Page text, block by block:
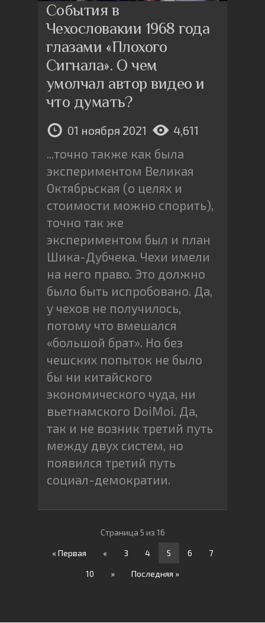
События в
Чехословакии 1968 года
глазами «Плохого
Сигнала». О чем
умолчал автор видео и
что думать?
01 ноября 2021 4,611
...точно также как была
экспериментом Великая
Октябрьская (о целях и
стоимости можно спорить),
точно так же
экспериментом был и план
Шика-Дубчека. Чехи имели
на него право. Это должно
было быть испробовано. Да,
у чехов не получилось,
потому что вмешался
«большой брат». Но без
чешских попыток не было
бы ни китайского
экономического чуда, ни
вьетнамского DoiMoi. Да,
так и не возник третий путь
между двух систем, но
появился третий путь
социал-демократии.
Страница 5 из 16
« Первая « 3 4 5 6 7
10 » Последняя »